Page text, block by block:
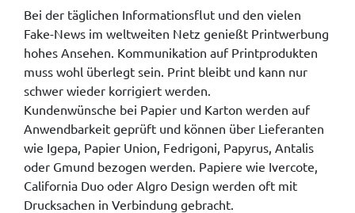
Bei der täglichen Informationsflut und den vielen
Fake-News im weltweiten Netz genießt Printwerbung
hohes Ansehen. Kommunikation auf Printprodukten
muss wohl überlegt sein. Print bleibt und kann nur
schwer wieder korrigiert werden.
Kundenwünsche bei Papier und Karton werden auf
Anwendbarkeit geprüft und können über Lieferanten
wie Igepa, Papier Union, Fedrigoni, Papyrus, Antalis
oder Gmund bezogen werden. Papiere wie Ivercote,
California Duo oder Algro Design werden oft mit
Drucksachen in Verbindung gebracht.